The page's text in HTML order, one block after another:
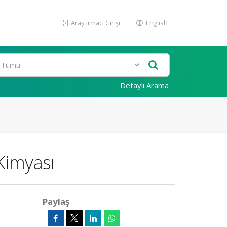
Araştırmacı Girişi English
Detaylı Arama
Paylaş